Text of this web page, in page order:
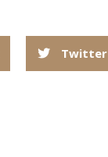
Twitter